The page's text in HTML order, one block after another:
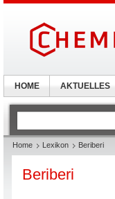
Home Lexikon Beriberi
Beriberi
HOME AKTUELLES